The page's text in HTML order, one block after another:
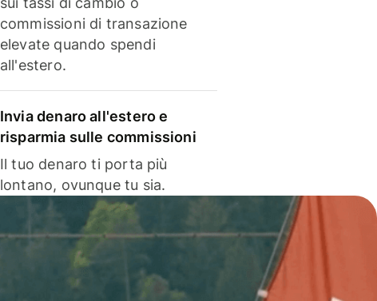
commissioni di transazione
elevate quando spendi
all'estero.
Invia denaro all'estero e
risparmia sulle commissioni
Il tuo denaro ti porta più
lontano, ovunque tu sia.